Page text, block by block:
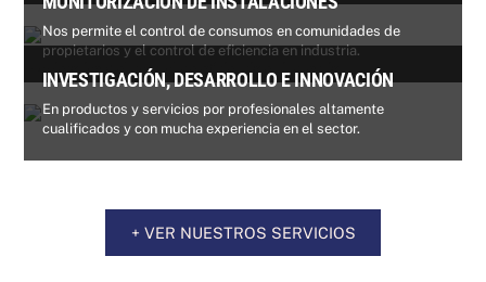
Nos permite el control de consumos en comunidades de
propietarios y el control de eficiencia en industria.
INVESTIGACIÓN, DESARROLLO E INNOVACIÓN
En productos y servicios por profesionales altamente
cualificados y con mucha experiencia en el sector.
+ VER NUESTROS SERVICIOS